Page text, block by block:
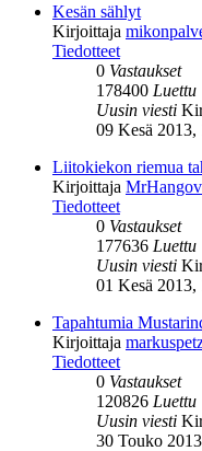
Kesän sählyt
Kirjoittaja
Tiedotteet
0 Vastaukset
178400 Luettu
Uusin viesti
09 Kesä 2013,
Liitokiekon riemua
Kirjoittaja
Tiedotteet
0 Vastaukset
177636 Luettu
Uusin viesti
01 Kesä 2013,
Tapahtumia
Kirjoittaja
Tiedotteet
0 Vastaukset
120826 Luettu
Uusin viesti
30 Touko